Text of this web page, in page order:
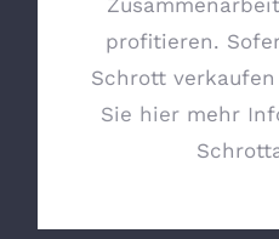
profitieren.
Schrott
Sie hier mehr